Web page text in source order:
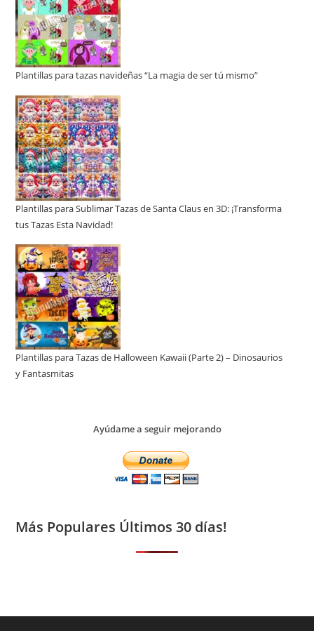
Plantillas para tazas navideñas “La magia de ser tú mismo”
Plantillas para Sublimar Tazas de Santa Claus en 3D: ¡Transforma
tus Tazas Esta Navidad!
Plantillas para Tazas de Halloween Kawaii (Parte 2) – Dinosaurios
y Fantasmitas
Ayúdame a seguir mejorando
Más Populares Últimos 30 días!